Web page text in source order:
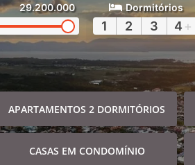
29.200.000 Dormitórios
1 2 3 4 +
APARTAMENTOS 2 DORMITÓRIOS
CASAS EM CONDOMÍNIO